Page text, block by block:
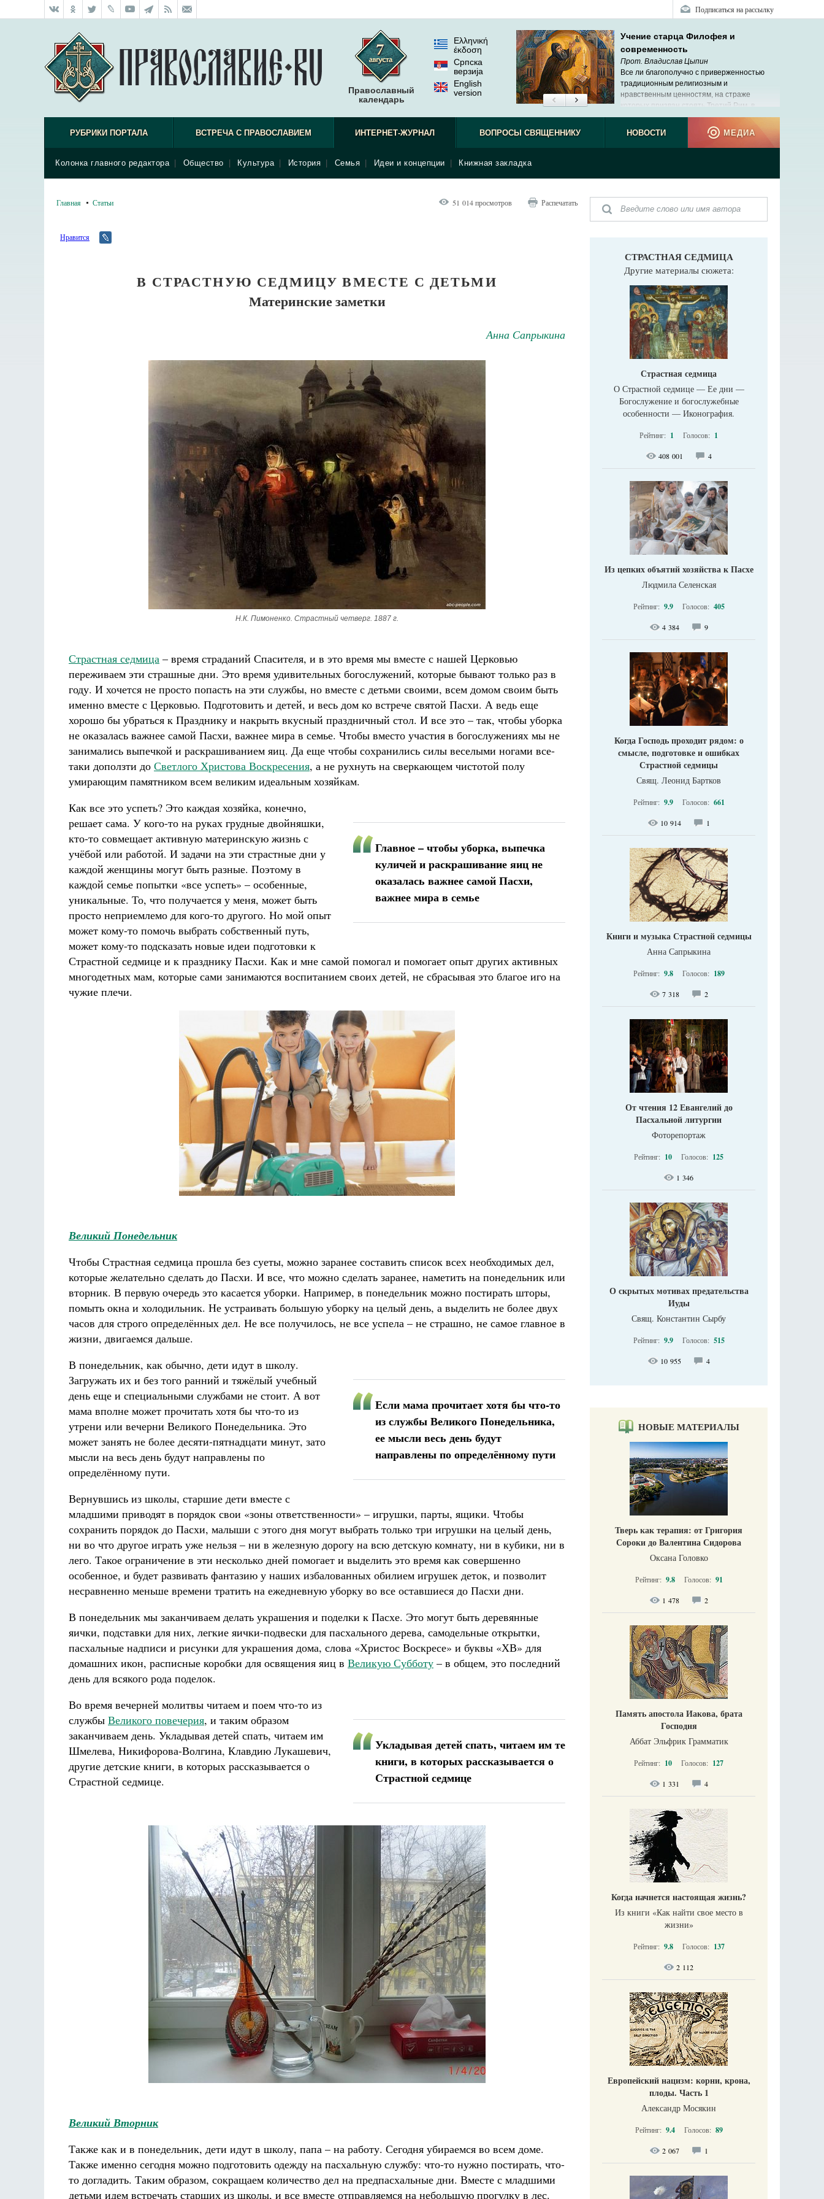
Подписаться на рассылку
Православный
календарь
Ελληνική
έκδοση
Српска
верзиjа
English
version
Учение старца Филофея и
современность
Прот. Владислав Цыпин
Все ли благополучно с приверженностью
традиционным религиозным и
нравственным ценностям, на страже
которых призван стоять Третий Рим, в
современной России?
РУБРИКИ ПОРТАЛА ВСТРЕЧА С ПРАВОСЛАВИЕМ ИНТЕРНЕТ-ЖУРНАЛ
Колонка главного редактора Общество Культура История Семья Идеи и концепции Книжная закладка
ВОПРОСЫ СВЯЩЕННИКУ НОВОСТИ МЕДИА
Главная Статьи 51 014 просмотров Распечатать
Нравится
В СТРАСТНУЮ СЕДМИЦУ ВМЕСТЕ С ДЕТЬМИ
Материнские заметки
Анна Сапрыкина
Н.К. Пимоненко. Страстный четверг. 1887 г.
Страстная седмица – время страданий Спасителя, и в это время мы вместе с нашей Церковью
переживаем эти страшные дни. Это время удивительных богослужений, которые бывают только раз в
году. И хочется не просто попасть на эти службы, но вместе с детьми своими, всем домом своим быть
именно вместе с Церковью. Подготовить и детей, и весь дом ко встрече святой Пасхи. А ведь еще
хорошо бы убраться к Празднику и накрыть вкусный праздничный стол. И все это – так, чтобы уборка
не оказалась важнее самой Пасхи, важнее мира в семье. Чтобы вместо участия в богослужениях мы не
занимались выпечкой и раскрашиванием яиц. Да еще чтобы сохранились силы веселыми ногами все-
таки доползти до Светлого Христова Воскресения, а не рухнуть на сверкающем чистотой полу
умирающим памятником всем великим идеальным хозяйкам.
Главное – чтобы уборка, выпечка
куличей и раскрашивание яиц не
оказалась важнее самой Пасхи,
важнее мира в семье
Как все это успеть? Это каждая хозяйка, конечно,
решает сама. У кого-то на руках грудные двойняшки,
кто-то совмещает активную материнскую жизнь с
учёбой или работой. И задачи на эти страстные дни у
каждой женщины могут быть разные. Поэтому в
каждой семье попытки «все успеть» – особенные,
уникальные. То, что получается у меня, может быть
просто неприемлемо для кого-то другого. Но мой опыт
может кому-то помочь выбрать собственный путь,
может кому-то подсказать новые идеи подготовки к
Страстной седмице и к празднику Пасхи. Как и мне самой помогал и помогает опыт других активных
многодетных мам, которые сами занимаются воспитанием своих детей, не сбрасывая это благое иго на
чужие плечи.
Великий Понедельник
Чтобы Страстная седмица прошла без суеты, можно заранее составить список всех необходимых дел,
которые желательно сделать до Пасхи. И все, что можно сделать заранее, наметить на понедельник или
вторник. В первую очередь это касается уборки. Например, в понедельник можно постирать шторы,
помыть окна и холодильник. Не устраивать большую уборку на целый день, а выделить не более двух
часов для строго определённых дел. Не все получилось, не все успела – не страшно, не самое главное в
жизни, двигаемся дальше.
Если мама прочитает хотя бы что-то
из службы Великого Понедельника,
ее мысли весь день будут
направлены по определённому пути
В понедельник, как обычно, дети идут в школу.
Загружать их и без того ранний и тяжёлый учебный
день еще и специальными службами не стоит. А вот
мама вполне может прочитать хотя бы что-то из
утрени или вечерни Великого Понедельника. Это
может занять не более десяти-пятнадцати минут, зато
мысли на весь день будут направлены по
определённому пути.
Вернувшись из школы, старшие дети вместе с
младшими приводят в порядок свои «зоны ответственности» – игрушки, парты, ящики. Чтобы
сохранить порядок до Пасхи, малыши с этого дня могут выбрать только три игрушки на целый день,
ни во что другое играть уже нельзя – ни в железную дорогу на всю детскую комнату, ни в кубики, ни в
лего. Такое ограничение в эти несколько дней помогает и выделить это время как совершенно
особенное, и будет развивать фантазию у наших избалованных обилием игрушек деток, и позволит
несравненно меньше времени тратить на ежедневную уборку во все оставшиеся до Пасхи дни.
В понедельник мы заканчиваем делать украшения и поделки к Пасхе. Это могут быть деревянные
яички, подставки для них, легкие яички-подвески для пасхального дерева, самодельные открытки,
пасхальные надписи и рисунки для украшения дома, слова «Христос Воскресе» и буквы «ХВ» для
домашних икон, расписные коробки для освящения яиц в Великую Субботу – в общем, это последний
день для всякого рода поделок.
Укладывая детей спать, читаем им те
книги, в которых рассказывается о
Страстной седмице
Во время вечерней молитвы читаем и поем что-то из
службы Великого повечерия, и таким образом
заканчиваем день. Укладывая детей спать, читаем им
Шмелева, Никифорова-Волгина, Клавдию Лукашевич,
другие детские книги, в которых рассказывается о
Страстной седмице.
Великий Вторник
Также как и в понедельник, дети идут в школу, папа – на работу. Сегодня убираемся во всем доме.
Также именно сегодня можно подготовить одежду на пасхальную службу: что-то нужно постирать, что-
то догладить. Таким образом, сокращаем количество дел на предпасхальные дни. Вместе с младшими
детьми идем встречать старших из школы, и все вместе отправляемся на небольшую прогулку в лес.
СТРАСТНАЯ СЕДМИЦА
Другие материалы сюжета:
Страстная седмица
О Страстной седмице — Ее дни —
Богослужение и богослужебные
особенности — Иконография.
Рейтинг: 1 Голосов: 1
408 001 4
Из цепких объятий хозяйства к Пасхе
Людмила Селенская
Рейтинг: 9.9 Голосов: 405
4 384 9
Когда Господь проходит рядом: о
смысле, подготовке и ошибках
Страстной седмицы
Свящ. Леонид Бартков
Рейтинг: 9.9 Голосов: 661
10 914 1
Книги и музыка Страстной седмицы
Анна Сапрыкина
Рейтинг: 9.8 Голосов: 189
7 318 2
От чтения 12 Евангелий до
Пасхальной литургии
Фоторепортаж
Рейтинг: 10 Голосов: 125
1 346
О скрытых мотивах предательства
Иуды
Свящ. Константин Сырбу
Рейтинг: 9.9 Голосов: 515
10 955 4
НОВЫЕ МАТЕРИАЛЫ
Тверь как терапия: от Григория
Сороки до Валентина Сидорова
Оксана Головко
Рейтинг: 9.8 Голосов: 91
1 478 2
Память апостола Иакова, брата
Господня
Аббат Эльфрик Грамматик
Рейтинг: 10 Голосов: 127
1 331 4
Когда начнется настоящая жизнь?
Из книги «Как найти свое место в
жизни​»
Рейтинг: 9.8 Голосов: 137
2 112
Европейский нацизм: корни, крона,
плоды. Часть 1
Александр Мосякин
Рейтинг: 9.4 Голосов: 89
2 067 1